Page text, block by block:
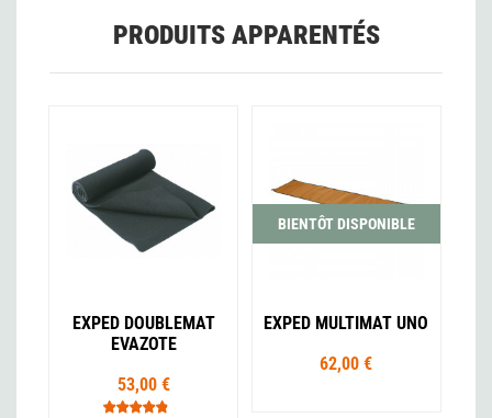
PRODUITS APPARENTÉS
EXPED DOUBLEMAT
EVAZOTE
53,00 €
BIENTÔT DISPONIBLE
EXPED MULTIMAT UNO
62,00 €